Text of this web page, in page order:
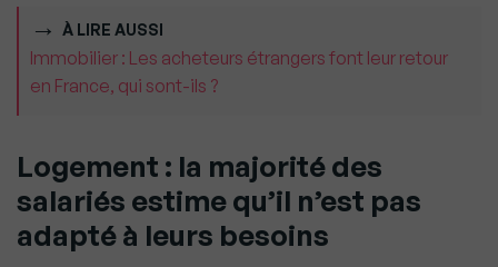
À LIRE AUSSI
Immobilier : Les acheteurs étrangers font leur retour
en France, qui sont-ils ?
Logement : la majorité des
salariés estime qu’il n’est pas
adapté à leurs besoins